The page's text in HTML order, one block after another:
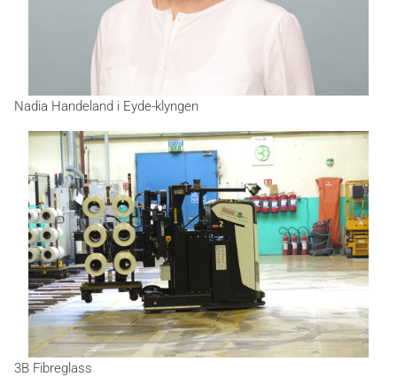
Nadia Handeland i Eyde-klyngen
3B Fibreglass